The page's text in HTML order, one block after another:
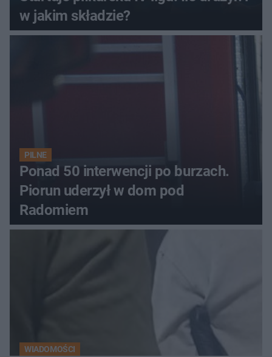
w jakim składzie?
PILNE
Ponad 50 interwencji po burzach.
Piorun uderzył w dom pod
Radomiem
WIADOMOŚCI